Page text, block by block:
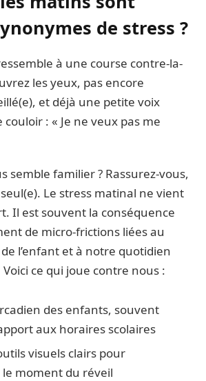
de stress ?
à une course contre-la-
les yeux, pas encore
et déjà une petite voix
: « Je ne veux pas me
semble familier ? Rassurez-vous,
seul(e). Le stress matinal ne vient
Il est souvent la conséquence
de micro-frictions liées au
l’enfant et à notre quotidien
Voici ce qui joue contre nous :
des enfants, souvent
aux horaires scolaires
visuels clairs pour
moment du réveil